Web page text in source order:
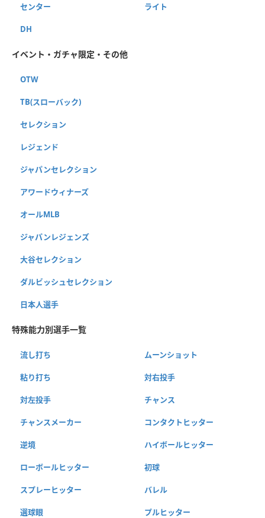
センター ライト
DH
イベント・ガチャ限定・その他
OTW
TB(スローバック)
セレクション
レジェンド
ジャパンセレクション
アワードウィナーズ
オールMLB
ジャパンレジェンズ
大谷セレクション
ダルビッシュセレクション
日本人選手
特殊能力別選手一覧
流し打ち ムーンショット
粘り打ち 対右投手
対左投手 チャンス
チャンスメーカー コンタクトヒッター
逆境 ハイボールヒッター
ローボールヒッター 初球
スプレーヒッター バレル
選球眼 プルヒッター